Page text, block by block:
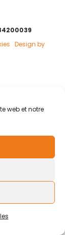
web et notre
Design by